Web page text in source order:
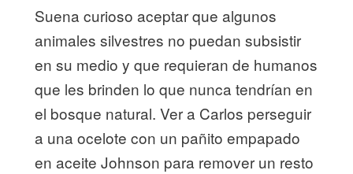
Suena curioso aceptar que algunos
animales silvestres no puedan subsistir
en su medio y que requieran de humanos
que les brinden lo que nunca tendrían en
el bosque natural. Ver a Carlos perseguir
a una ocelote con un pañito empapado
en aceite Johnson para remover un resto